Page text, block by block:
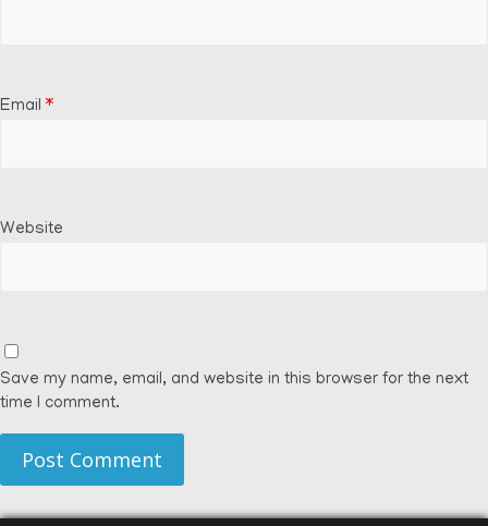
Email *
Website
Save my name, email, and website in this browser for the next
time I comment.